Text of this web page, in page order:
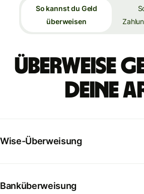
So kannst du Geld
überweisen
Überweise
deine
Wise-Überweisung
Banküberweisung